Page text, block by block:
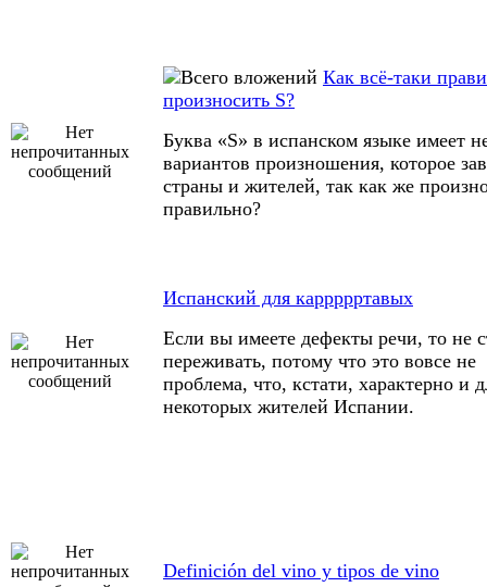
Как всё-таки
произносить S?
Буква «S» в испанском языке имеет
вариантов произношения, которое
страны и жителей, так как же
правильно?
Испанский для каррррртавых
Если вы имеете дефекты речи, то не
переживать, потому что это вовсе не
проблема, что, кстати, характерно и
некоторых жителей Испании.
Definición del vino y tipos de vino